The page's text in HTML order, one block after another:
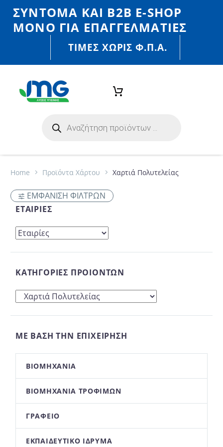
ΣΎΝΤΟΜΑ ΚΑΙ Β2Β E-SHOP
MONO ΓΙΑ ΕΠΑΓΓΕΛΜΑΤΊΕΣ
ΤΙΜΈΣ ΧΩΡΙΣ Φ.Π.Α.
Home Προϊόντα Χάρτου Χαρτιά Πολυτελείας
ΕΜΦΑΝΙΣΗ ΦΙΛΤΡΩΝ
ΕΤΑΙΡΊΕΣ
ΚΑΤΗΓΟΡΊΕΣ ΠΡΟΙΌΝΤΩΝ
ΜΕ ΒΆΣΗ ΤΗΝ ΕΠΙΧΕΊΡΗΣΉ
ΒΙΟΜΗΧΑΝΊΑ
ΒΙΟΜΗΧΑΝΊΑ ΤΡΟΦΊΜΩΝ
ΓΡΑΦΕΊΟ
ΕΚΠΑΙΔΕΥΤΙΚΌ ΊΔΡΥΜΑ